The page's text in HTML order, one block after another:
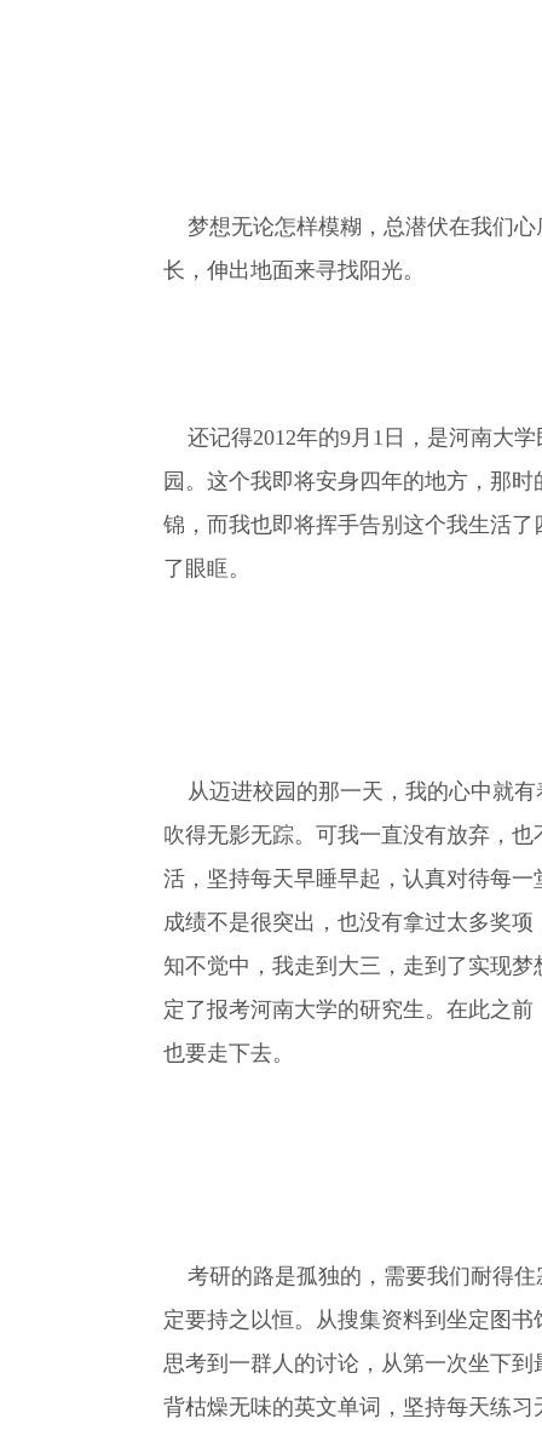
梦想无论怎样模糊，总潜伏在我们心
长，伸出地面来寻找阳光。
还记得2012年的9月1日，是河南大
园。这个我即将安身四年的地方，那
锦，而我也即将挥手告别这个我生活
了眼眶。
从迈进校园的那一天，我的心中就有
吹得无影无踪。可我一直没有放弃，
活，坚持每天早睡早起，认真对待每
成绩不是很突出，也没有拿过太多奖
知不觉中，我走到大三，走到了实现
定了报考河南大学的研究生。在此之
也要走下去。
考研的路是孤独的，需要我们耐得住
定要持之以恒。从搜集资料到坐定图
思考到一群人的讨论，从第一次坐下
背枯燥无味的英文单词，坚持每天练